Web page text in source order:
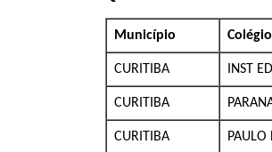
Município Colégio
CURITIBA INST
CURITIBA
CURITIBA PAULO